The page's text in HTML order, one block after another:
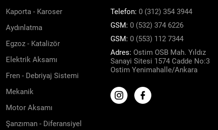
Kaporta - Karoser
Aydınlatma
Egzoz - Katalizör
Elektrik Aksamı
Fren - Debriyaj Sistemi
Mekanik
Motor Aksamı
Şanzıman - Diferansiyel
Telefon: 0 (312) 354 3944
GSM: 0 (532) 374 6226
GSM: 0 (553) 112 7344
Adres: Ostim OSB Mah. Yıldız
Sanayi Sitesi 1574 Cadde No:3
Ostim Yenimahalle/Ankara